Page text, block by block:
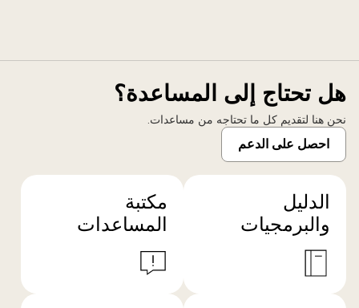
هل تحتاج إلى المساعدة؟
نحن هنا لتقديم كل ما تحتاجه من مساعدات.
احصل على الدعم
الدليل
والبرمجيات
مكتبة
المساعدات